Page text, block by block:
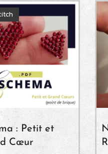
: Petit et
Cœur